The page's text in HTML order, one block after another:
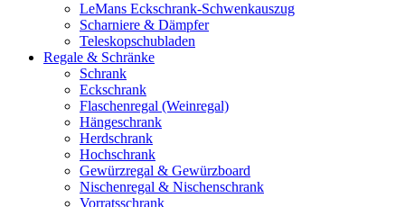
LeMans Eckschrank-Schwenkauszug
Scharniere & Dämpfer
Teleskopschubladen
Regale & Schränke
Schrank
Eckschrank
Flaschenregal (Weinregal)
Hängeschrank
Herdschrank
Hochschrank
Gewürzregal & Gewürzboard
Nischenregal & Nischenschrank
Vorratsschrank